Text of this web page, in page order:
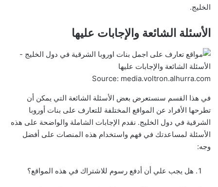
الخليج.
الأسئلة الشائعة والإجابات عليها
Source: media.voltron.alhurra.com
في هذا القسم سنستعرض بعض الأسئلة الشائعة التي يمكن أن
تطرحها الأفراد عن المواقع المختلفة للتعارف على بنات أوروبا
الشرقية في دول الخليج. نقدم الإجابات الشاملة والواضحة على هذه
الأسئلة لمساعدتك في فهم واستخدام هذه المنصات على أفضل
وجه:
هل يجب علي أن أدفع رسوم للاشتراك في هذه المواقع؟